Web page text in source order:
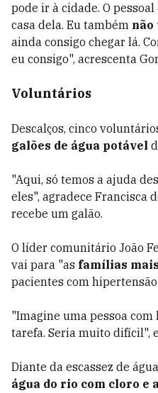
pode ir à cidade. O
casa dela. Eu também não
ainda consigo chegar lá.
eu consigo", acrescenta
Voluntários
Descalços, cinco
galões de água potável
"Aqui, só temos a ajuda
eles", agradece Francisca
recebe um galão.
O líder comunitário João
vai para "as famílias
pacientes com
"Imagine uma pessoa
tarefa. Seria muito difícil",
Diante da escassez de
água do rio com cloro e